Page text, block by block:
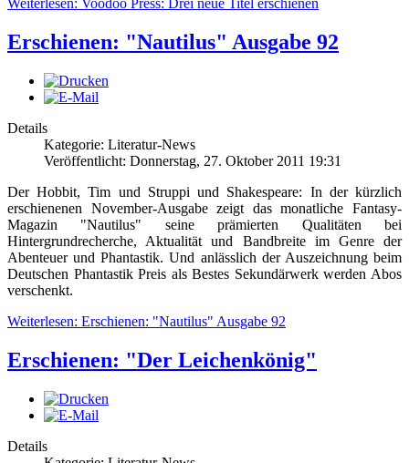
Weiterlesen: Voodoo Press: Drei neue Titel erschienen
Erschienen: "Nautilus" Ausgabe 92
Details
Kategorie: Literatur-News
Veröffentlicht: Donnerstag, 27. Oktober 2011 19:31
Der Hobbit, Tim und Struppi und Shakespeare: In der kürzlich
erschienenen November-Ausgabe zeigt das monatliche Fantasy-
Magazin "Nautilus" seine prämierten Qualitäten bei
Hintergrundrecherche, Aktualität und Bandbreite im Genre der
Abenteuer und Phantastik. Und anlässlich der Auszeichnung beim
Deutschen Phantastik Preis als Bestes Sekundärwerk werden Abos
verschenkt.
Weiterlesen: Erschienen: "Nautilus" Ausgabe 92
Erschienen: "Der Leichenkönig"
Details